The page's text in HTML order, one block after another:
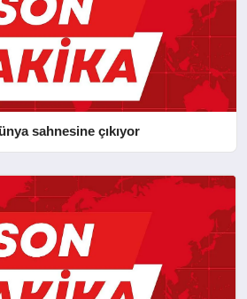
sahnesine çıkıyor